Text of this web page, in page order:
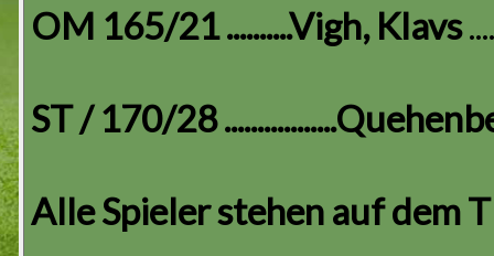
OM 165/21..........Vigh, Klavs
ST / 170/28
Alle Spieler stehen auf dem